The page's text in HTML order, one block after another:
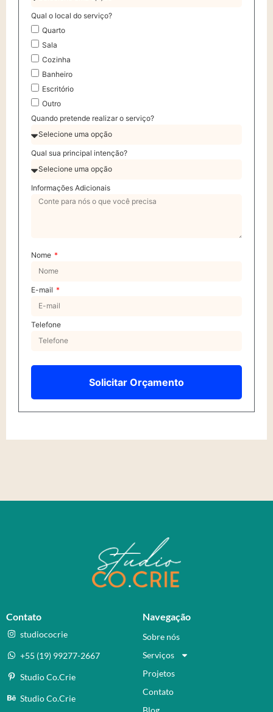
Qual o local do serviço?
Quarto
Sala
Cozinha
Banheiro
Escritório
Outro
Quando pretende realizar o serviço?
Qual sua principal intenção?
Informações Adicionais
Nome
E-mail
Telefone
Solicitar Orçamento
Contato
studiococrie
+55 (19) 99277-2667
Studio Co.Crie
Studio Co.Crie
Navegação
Sobre nós
Serviços
Projetos
Contato
Blog